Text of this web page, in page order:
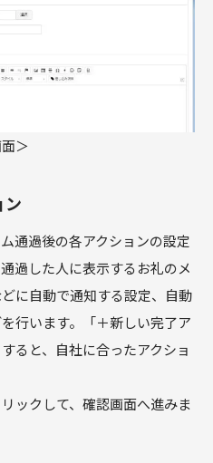
＞
ン
通過後の各アクションの設定
過した人に表示するお礼のメ
に自動で通知する設定、自動
行います。「＋新しい完了ア
ると、自社に合ったアクショ
ックして、確認画面へ進みま